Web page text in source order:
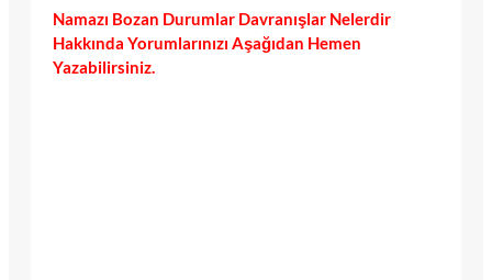
Namazı Bozan Durumlar Davranışlar Nelerdir
Hakkında Yorumlarınızı Aşağıdan Hemen
Yazabilirsiniz.